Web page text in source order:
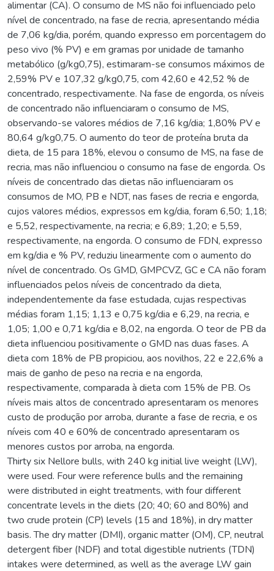
alimentar (CA). O consumo de MS não foi influenciado pelo
nível de concentrado, na fase de recria, apresentando média
de 7,06 kg/dia, porém, quando expresso em porcentagem do
peso vivo (% PV) e em gramas por unidade de tamanho
metabólico (g/kg0,75), estimaram-se consumos máximos de
2,59% PV e 107,32 g/kg0,75, com 42,60 e 42,52 % de
concentrado, respectivamente. Na fase de engorda, os níveis
de concentrado não influenciaram o consumo de MS,
observando-se valores médios de 7,16 kg/dia; 1,80% PV e
80,64 g/kg0,75. O aumento do teor de proteína bruta da
dieta, de 15 para 18%, elevou o consumo de MS, na fase de
recria, mas não influenciou o consumo na fase de engorda. Os
níveis de concentrado das dietas não influenciaram os
consumos de MO, PB e NDT, nas fases de recria e engorda,
cujos valores médios, expressos em kg/dia, foram 6,50; 1,18;
e 5,52, respectivamente, na recria; e 6,89; 1,20; e 5,59,
respectivamente, na engorda. O consumo de FDN, expresso
em kg/dia e % PV, reduziu linearmente com o aumento do
nível de concentrado. Os GMD, GMPCVZ, GC e CA não foram
influenciados pelos níveis de concentrado da dieta,
independentemente da fase estudada, cujas respectivas
médias foram 1,15; 1,13 e 0,75 kg/dia e 6,29, na recria, e
1,05; 1,00 e 0,71 kg/dia e 8,02, na engorda. O teor de PB da
dieta influenciou positivamente o GMD nas duas fases. A
dieta com 18% de PB propiciou, aos novilhos, 22 e 22,6% a
mais de ganho de peso na recria e na engorda,
respectivamente, comparada à dieta com 15% de PB. Os
níveis mais altos de concentrado apresentaram os menores
custo de produção por arroba, durante a fase de recria, e os
níveis com 40 e 60% de concentrado apresentaram os
menores custos por arroba, na engorda.
Thirty six Nellore bulls, with 240 kg initial live weight (LW),
were used. Four were reference bulls and the remaining
were distributed in eight treatments, with four different
concentrate levels in the diets (20; 40; 60 and 80%) and
two crude protein (CP) levels (15 and 18%), in dry matter
basis. The dry matter (DMI), organic matter (OM), CP, neutral
detergent fiber (NDF) and total digestible nutrients (TDN)
intakes were determined, as well as the average LW gain